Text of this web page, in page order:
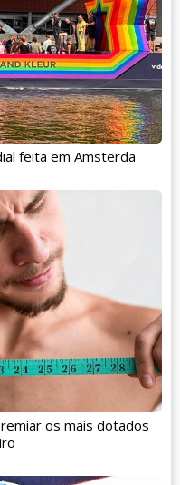
feita em Amsterdã
os mais dotados